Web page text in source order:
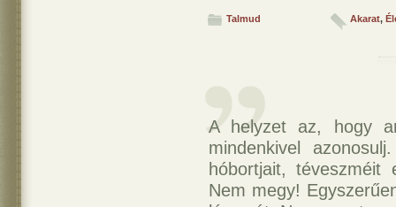
Talmud Akarat,
A helyzet az, hogy
mindenkivel
hóbortjait,
Nem megy!